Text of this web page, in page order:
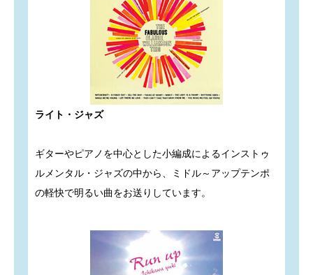
ライト・ジャズ
ギターやピアノを中心とした小編成によるインストゥ
ルメンタル・ジャズの中から、ミドル～アップテンポ
の軽快で明るい曲をお送りしています。